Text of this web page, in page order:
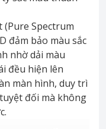
Spectrum
đảm bảo màu sắc
nhờ dải màu
đều hiện lên
màn hình, duy trì
đối mà không